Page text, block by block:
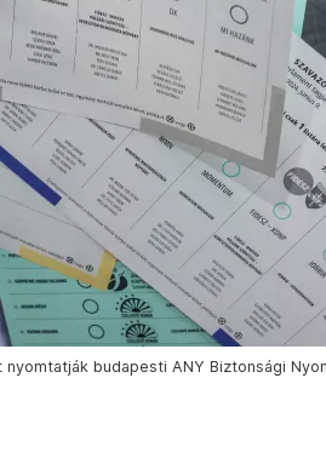
budapesti ANY Biztonsági